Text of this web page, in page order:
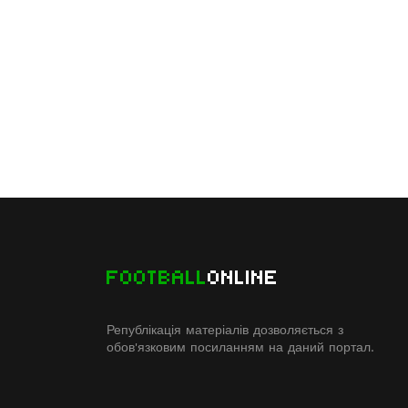
FOOTBALLONLINE
Републікація матеріалів дозволяється з
обов'язковим посиланням на даний портал.